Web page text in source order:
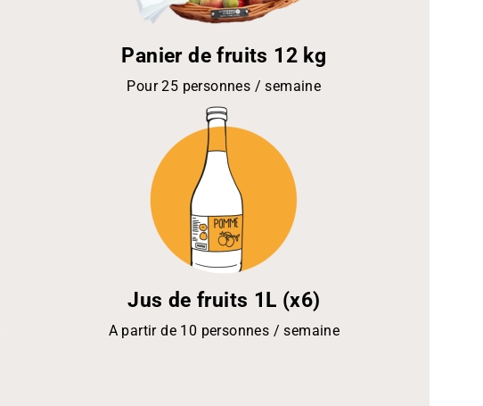
Panier de fruits 12 kg
Pour 25 personnes / semaine
Jus de fruits 1L (x6)
A partir de 10 personnes / semaine